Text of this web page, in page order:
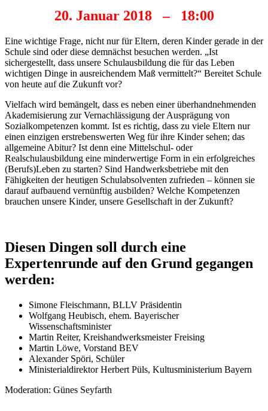
20. Januar 2018 – 18:00
Eine wichtige Frage, nicht nur für Eltern, deren Kinder gerade in der
Schule sind oder diese demnächst besuchen werden. „Ist
sichergestellt, dass unsere Schulausbildung die für das Leben
wichtigen Dinge in ausreichendem Maß vermittelt?“ Bereitet Schule
von heute auf die Zukunft vor?
Vielfach wird bemängelt, dass es neben einer überhandnehmenden
Akademisierung zur Vernachlässigung der Ausprägung von
Sozialkompetenzen kommt. Ist es richtig, dass zu viele Eltern nur
einen einzigen erstrebenswerten Weg für ihre Kinder sehen; das
allgemeine Abitur? Ist denn eine Mittelschul- oder
Realschulausbildung eine minderwertige Form in ein erfolgreiches
(Berufs)Leben zu starten? Sind Handwerksbetriebe mit den
Fähigkeiten der heutigen Schulabsolventen zufrieden – können sie
darauf aufbauend vernünftig ausbilden? Welche Kompetenzen
brauchen unsere Kinder, unsere Gesellschaft in der Zukunft?
Diesen Dingen soll durch eine
Expertenrunde auf den Grund gegangen
werden:
Simone Fleischmann, BLLV Präsidentin
Wolfgang Heubisch, ehem. Bayerischer
Wissenschaftsminister
Martin Reiter, Kreishandwerksmeister Freising
Martin Löwe, Vorstand BEV
Alexander Spöri, Schüler
Ministerialdirektor Herbert Püls, Kultusministerium Bayern
Moderation: Günes Seyfarth